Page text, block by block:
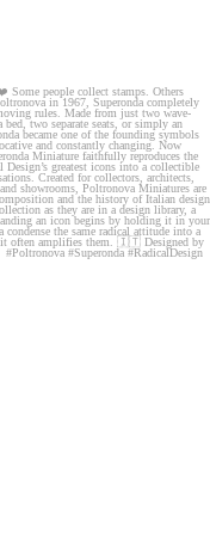
is getting out...